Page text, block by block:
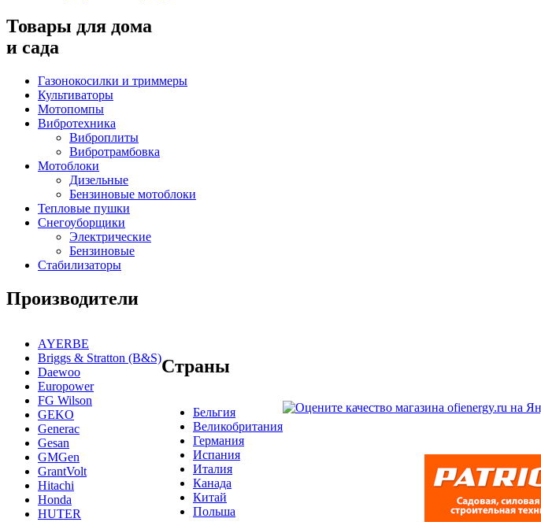
Товары для дома
и сада
Газонокосилки и триммеры
Культиваторы
Мотопомпы
Вибротехника
Виброплиты
Вибротрамбовка
Мотоблоки
Дизельные
Бензиновые мотоблоки
Тепловые пушки
Снегоуборщики
Электрические
Бензиновые
Стабилизаторы
Производители
AYERBE
Briggs & Stratton (B&S)
Daewoo
Europower
FG Wilson
GEKO
Generac
Gesan
GMGen
GrantVolt
Hitachi
Honda
HUTER
Страны
Бельгия
Великобритания
Германия
Испания
Италия
Канада
Китай
Польша